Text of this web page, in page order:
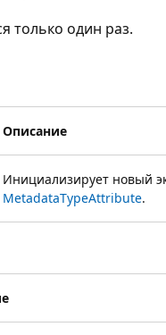
только один раз.
Описание
Инициализирует новый
MetadataTypeAttribute.